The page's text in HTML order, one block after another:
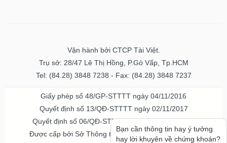
Vận hành bởi CTCP Tài Việt.
Trụ sở: 28/47 Lê Thị Hồng, P.Gò Vấp, Tp.HCM
Tel: (84.28) 3848 7238 - Fax: (84.28) 3848 7237
Giấy phép số 48/GP-STTTT ngày 04/11/2016
Quyết định số 13/QĐ-STTTT ngày 02/11/2017
Quyết định số 06/QĐ-STTTT-ICP ngày 20/07/2023
Được cấp bởi Sở Thông tin và Truyền thông TPHCM
Bạn cần thông tin hay ý tưởng
hay lời khuyên về chứng khoán?